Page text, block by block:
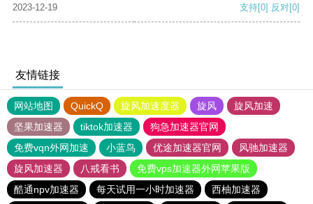
2023-12-19 支持[0] 反对[0]
友情链接
网站地图 QuickQ 旋风加速度器 旋风
旋风加速
坚果加速器
tiktok加速器
狗急加速器官网
免费vqn外网加速
小蓝鸟 优途加速器官网
风驰加速器
旋风加速器
八戒看书
免费vps加速器外网苹果版
酷通npv加速器
每天试用一小时加速器
西柚加速器